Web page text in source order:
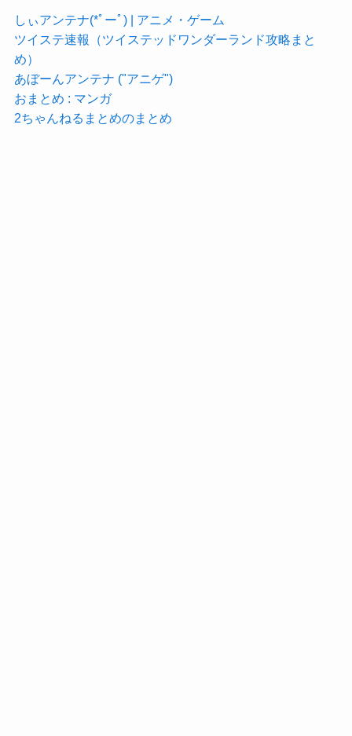
しぃアンテナ(*ﾟーﾟ) | アニメ・ゲーム
ツイステ速報（ツイステッドワンダーランド攻略まと
め）
あぼーんアンテナ ("アニゲ")
おまとめ : マンガ
2ちゃんねるまとめのまとめ